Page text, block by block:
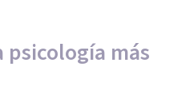
psicología más